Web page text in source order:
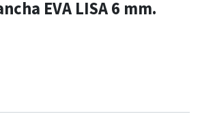
EVA LISA 6 mm.